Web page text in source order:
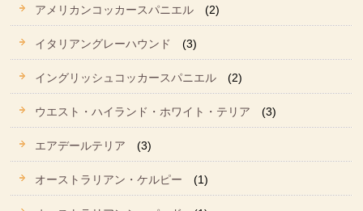
アメリカンコッカースパニエル (2)
イタリアングレーハウンド (3)
イングリッシュコッカースパニエル (2)
ウエスト・ハイランド・ホワイト・テリア (3)
エアデールテリア (3)
オーストラリアン・ケルピー (1)